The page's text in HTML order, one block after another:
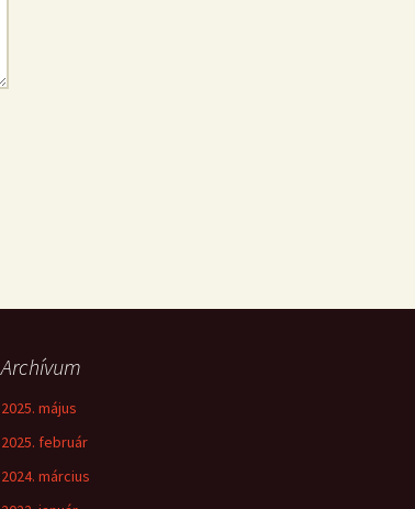
Archívum
2025. május
2025. február
2024. március